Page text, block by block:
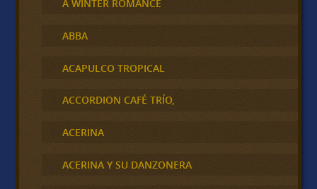
A WINTER ROMANCE
ABBA
ACAPULCO TROPICAL
ACCORDION CAFÉ TRÍO,
ACERINA
ACERINA Y SU DANZONERA